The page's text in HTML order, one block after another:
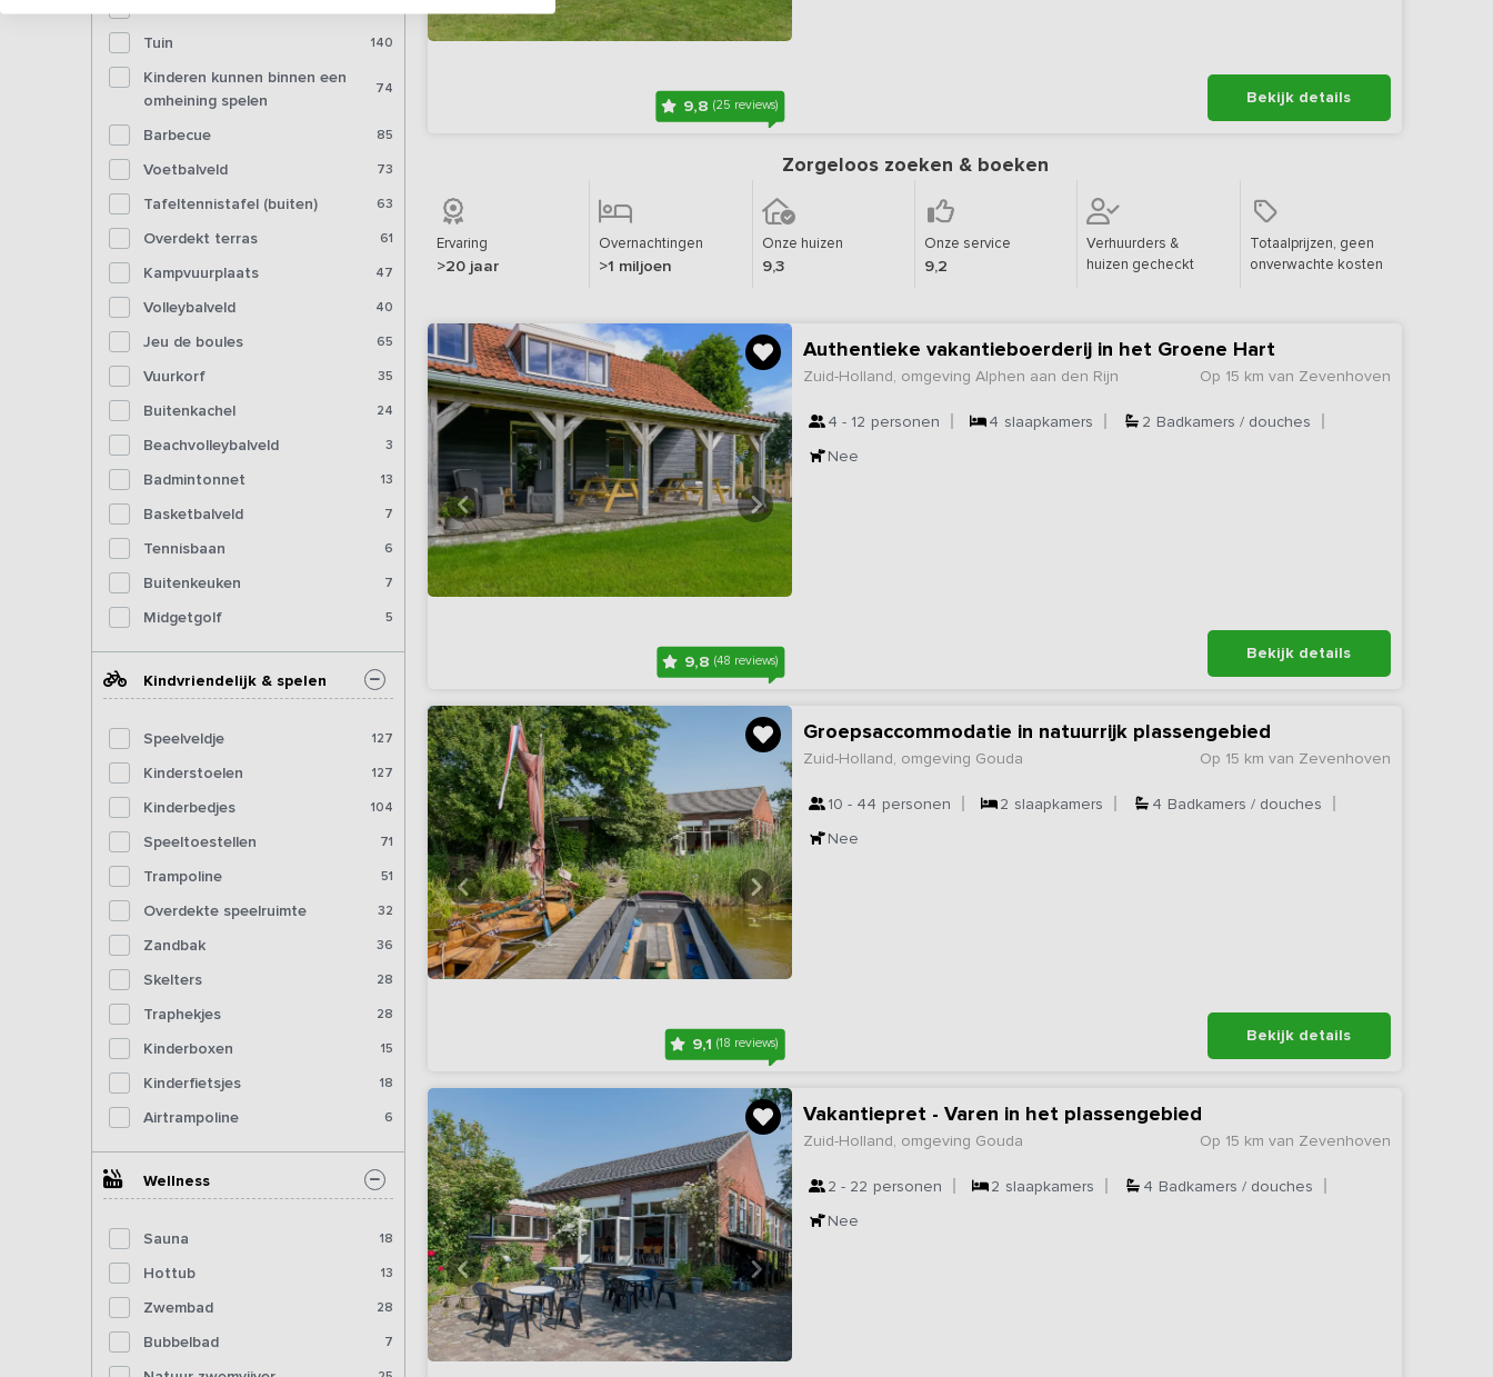
Tuin 140
Kinderen kunnen binnen een
omheining spelen
74
Barbecue 85
Voetbalveld 73
Tafeltennistafel (buiten) 63
Overdekt terras 61
Kampvuurplaats 47
Volleybalveld 40
Jeu de boules 65
Vuurkorf 35
Buitenkachel 24
Beachvolleybalveld 3
Badmintonnet 13
Basketbalveld 7
Tennisbaan 6
Buitenkeuken 7
Midgetgolf 5
Kindvriendelijk & spelen
Speelveldje 127
Kinderstoelen 127
Kinderbedjes 104
Speeltoestellen 71
Trampoline 51
Overdekte speelruimte 32
Zandbak 36
Skelters 28
Traphekjes 28
Kinderboxen 15
Kinderfietsjes 18
Airtrampoline 6
Wellness
Sauna 18
Hottub 13
Zwembad 28
Bubbelbad 7
9,8(25 reviews) Bekijk details
Zorgeloos zoeken & boeken
Ervaring
>20 jaar
Overnachtingen
>1 miljoen
Onze huizen
9,3
Onze service
9,2
Verhuurders &
huizen gecheckt
Totaalprijzen, geen
onverwachte kosten
9,8(48 reviews)
Authentieke vakantieboerderij in het Groene Hart
Op 15 km van Zevenhoven
Zuid-Holland, omgeving Alphen aan den Rijn
4 - 12 personen 4 slaapkamers 2 Badkamers / douches
Nee
Bekijk details
9,1(18 reviews)
Groepsaccommodatie in natuurrijk plassengebied
Op 15 km van Zevenhoven
Zuid-Holland, omgeving Gouda
10 - 44 personen 2 slaapkamers 4 Badkamers / douches
Nee
Bekijk details
Vakantiepret - Varen in het plassengebied
Op 15 km van Zevenhoven
Zuid-Holland, omgeving Gouda
2 - 22 personen 2 slaapkamers 4 Badkamers / douches
Nee